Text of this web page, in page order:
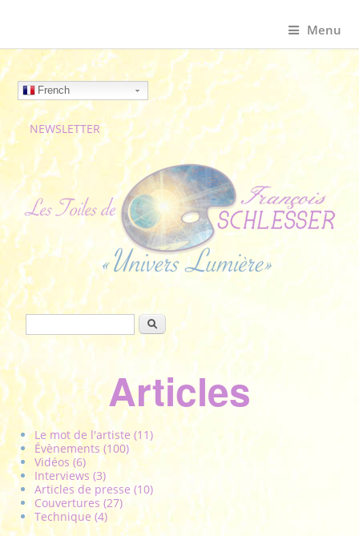
Menu
French
NEWSLETTER
Formulaire de recherche
Rechercher
Articles
Le mot de l'artiste (11)
Évènements (100)
Vidéos (6)
Interviews (3)
Articles de presse (10)
Couvertures (27)
Technique (4)